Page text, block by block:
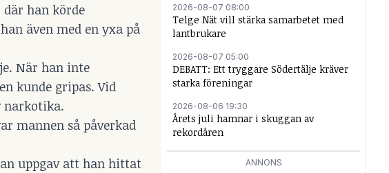
han körde
även med en yxa på
När han inte
kunde gripas. Vid
narkotika.
mannen så påverkad
uppgav att han hittat
2026-08-07 08:00
Telge Nät vill stärka samarbetet med
lantbrukare
2026-08-07 05:00
DEBATT: Ett tryggare Södertälje kräver
starka föreningar
2026-08-06 19:30
Årets juli hamnar i skuggan av
rekordåren
ANNONS